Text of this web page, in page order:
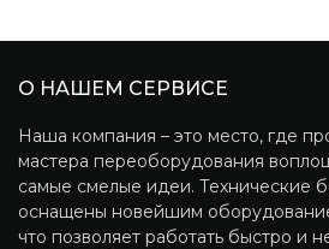
О НАШЕМ СЕРВИСЕ
Наша компания – это место, где
мастера переоборудования
самые смелые идеи. Технические
оснащены новейшим
что позволяет работать быстро и